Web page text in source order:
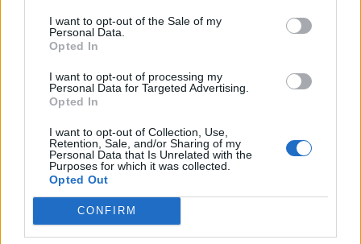
I want to opt-out of the Sale of my
Personal Data.
Opted In
I want to opt-out of processing my
Personal Data for Targeted Advertising.
Opted In
I want to opt-out of Collection, Use,
Retention, Sale, and/or Sharing of my
Personal Data that Is Unrelated with the
Purposes for which it was collected.
Opted Out
CONFIRM
regisztrációhoz kötött.
Portfolio.hu teljes cikkarchívum
Kötéslisták: BÉT elmúlt 2 év napon belüli
Előfizetés
MÁR ELŐFIZETŐNK VAGY?